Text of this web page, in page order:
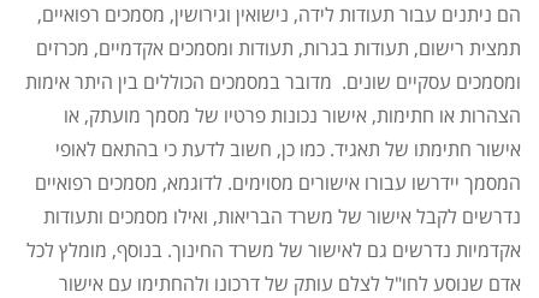
הם ניתנים עבור תעודות לידה, נישואין וגירושין, מסמכים רפואיים,
תמצית רישום, תעודות בגרות, תעודות ומסמכים אקדמיים, מכרזים
ומסמכים עסקיים שונים. מדובר במסמכים הכוללים בין היתר אימות
הצהרות או חתימות, אישור נכונות פרטיו של מסמך מועתק, או
אישור חתימתו של תאגיד. כמו כן, חשוב לדעת כי בהתאם לאופי
המסמך יידרשו עבורו אישורים מסוימים. לדוגמא, מסמכים רפואיים
נדרשים לקבל אישור של משרד הבריאות, ואילו מסמכים ותעודות
אקדמיות נדרשים גם לאישור של משרד החינוך. בנוסף, מומלץ לכל
אדם שנוסע לחו"ל לצלם עותק של דרכונו ולהחתימו עם אישור